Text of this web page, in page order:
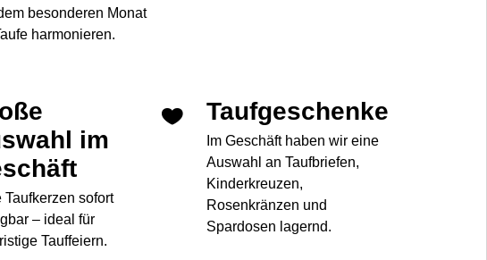
besonderen Monat
harmonieren.
im
Taufkerzen sofort
– ideal für
Tauffeiern.
Taufgeschenke
Im Geschäft haben wir eine
Auswahl an Taufbriefen,
Kinderkreuzen,
Rosenkränzen und
Spardosen lagernd.